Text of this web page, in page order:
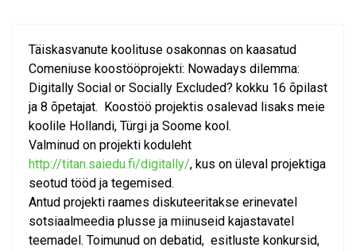
Täiskasvanute koolituse osakonnas on kaasatud
Comeniuse koostööprojekti: Nowadays dilemma:
Digitally Social or Socially Excluded? kokku 16 õpilast
ja 8 õpetajat. Koostöö projektis osalevad lisaks meie
koolile Hollandi, Türgi ja Soome kool.
Valminud on projekti koduleht
http://titan.saiedu.fi/digitally/, kus on üleval projektiga
seotud tööd ja tegemised.
Antud projekti raames diskuteeritakse erinevatel
sotsiaalmeedia plusse ja miinuseid kajastavatel
teemadel. Toimunud on debatid, esitluste konkursid,